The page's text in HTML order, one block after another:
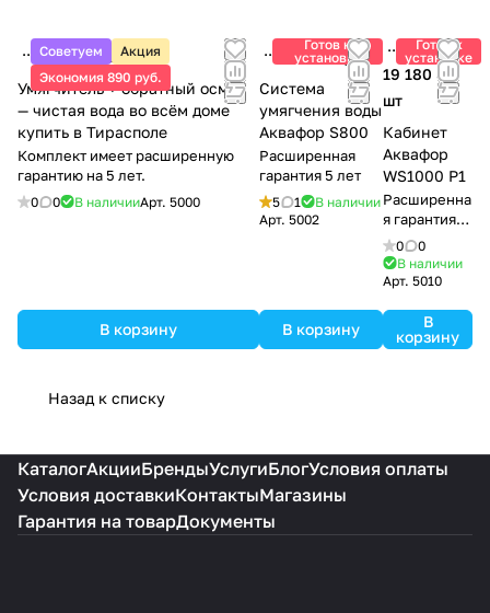
потребности
и обеспечить
максимальны
й комфорт.
работы
направлены
на то, чтобы в
и удобным.
подключение к
водопроводу,
настройку
автоматики и
запуск системы.
Результат —
защита от
накипи,
увеличение
срока службы
техники и
стабильное
Советуем
Акция
Экономия 890 руб.
18 875 ₽/
шт
Умягчитель + обратный осмос
— чистая вода во всём доме
купить в Тирасполе
Комплект имеет расширенную
гарантию на 5 лет.
0 0 В наличииАрт. 5000
В корзину
Готов к
установке
16 200 ₽/шт
Система
умягчения воды
Аквафор S800
Расширенная
гарантия 5 лет
5 1
В наличии
Арт.5002
В корзину
Готов к
установке
19 180 ₽/
шт
Кабинет
Аквафор
WS1000 P1
Расширенна
я гарантия 5
лет
0
0
В наличии
Арт.5010
В
корзину
Назад к списку
КаталогАкцииБрендыУслугиБлогУсловия оплаты
Условия доставкиКонтактыМагазины
Гарантия на товарДокументы